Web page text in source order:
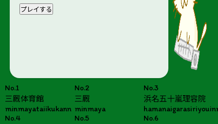
プレイする
No.1
三厩体育館
minmayataiikukann
No.2
三厩
minmaya
No.3
浜名五十嵐理容院
No.4
No.5
No.6